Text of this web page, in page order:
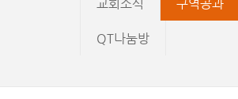
교회소식 구역공과
QT나눔방